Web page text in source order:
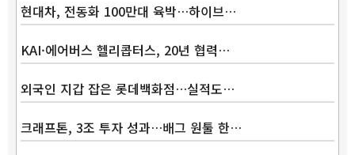
현대차, 전동화 100만대 육박…하이브…
KAI·에어버스 헬리콥터스, 20년 협력…
외국인 지갑 잡은 롯데백화점…실적도…
크래프톤, 3조 투자 성과…배그 원툴 한…